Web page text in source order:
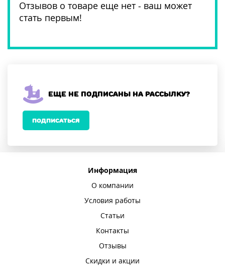
Отзывов о товаре еще нет - ваш может
стать первым!
Еще не подписаны на рассылку?
ПОДПИСАТЬСЯ
Информация
О компании
Условия работы
Статьи
Контакты
Отзывы
Скидки и акции